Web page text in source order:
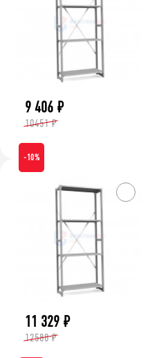
9 406 ₽
10451 ₽
-10%
11 329 ₽
12588 ₽